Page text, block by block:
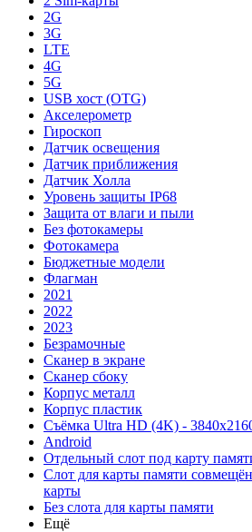
2G
3G
LTE
4G
5G
USB хост (OTG)
Акселерометр
Гироскоп
Датчик освещения
Датчик приближения
Датчик Холла
Уровень защиты IP68
Защита от влаги и пыли
Без фотокамеры
Фотокамера
Бюджетные модели
Флагман
2021
2022
2023
Безрамочные
Сканер в экране
Сканер сбоку
Корпус металл
Корпус пластик
Съёмка Ultra HD (4K) -
Android
Отдельный слот под карту
Слот для карты памяти
карты
Без слота для карты памяти
Ещё